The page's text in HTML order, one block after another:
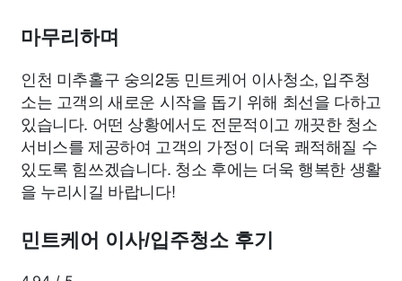
마무리하며
인천 미추홀구 숭의2동 민트케어 이사청소, 입주청
소는 고객의 새로운 시작을 돕기 위해 최선을 다하고
있습니다. 어떤 상황에서도 전문적이고 깨끗한 청소
서비스를 제공하여 고객의 가정이 더욱 쾌적해질 수
있도록 힘쓰겠습니다. 청소 후에는 더욱 행복한 생활
을 누리시길 바랍니다!
민트케어 이사/입주청소 후기